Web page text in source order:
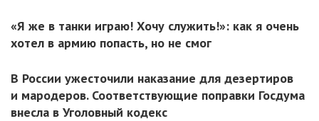
«Я же в танки играю! Хочу служить!»: как я очень
хотел в армию попасть, но не смог
В России ужесточили наказание для дезертиров
и мародеров. Соответствующие поправки Госдума
внесла в Уголовный кодекс